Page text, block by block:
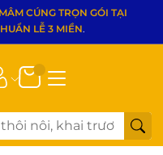
CÚNG TRỌN GÓI TẠI
LỄ 3 MIỀN.